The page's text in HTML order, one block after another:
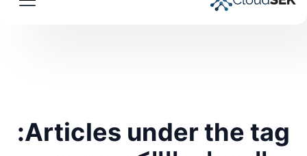
Articles under the tag: